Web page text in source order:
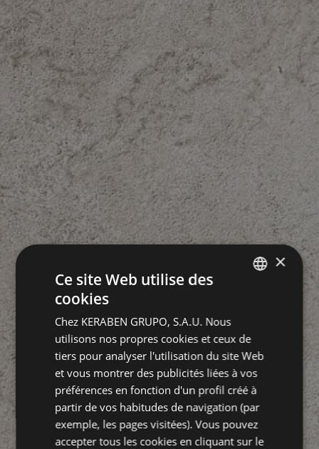
FRENCH
×
Ce site Web utilise des
cookies
Chez KERABEN GRUPO, S.A.U. Nous
utilisons nos propres cookies et ceux de
tiers pour analyser l'utilisation du site Web
et vous montrer des publicités liées à vos
préférences en fonction d'un profil créé à
partir de vos habitudes de navigation (par
exemple, les pages visitées). Vous pouvez
accepter tous les cookies en cliquant sur le